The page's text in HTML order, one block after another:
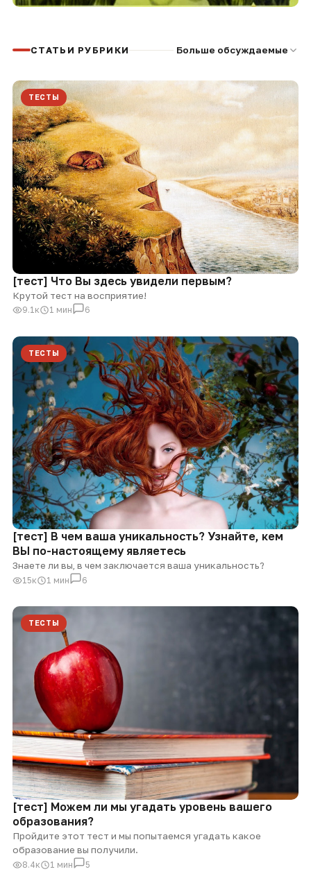
СТАТЬИ РУБРИКИ Больше обсуждаемые
ТЕСТЫ
[тест] Что Вы здесь увидели первым?
Крутой тест на восприятие!
9.1к 1 мин 6
ТЕСТЫ
[тест] В чем ваша уникальность? Узнайте, кем
ВЫ по-настоящему являетесь
Знаете ли вы, в чем заключается ваша уникальность?
15к 1 мин 6
ТЕСТЫ
[тест] Можем ли мы угадать уровень вашего
образования?
Пройдите этот тест и мы попытаемся угадать какое
образование вы получили.
8.4к 1 мин 5